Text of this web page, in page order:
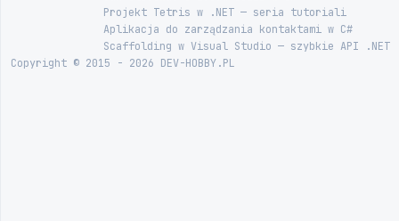
Projekt Tetris w .NET — seria tutoriali
Aplikacja do zarządzania kontaktami w C#
Scaffolding w Visual Studio — szybkie API .NET
Copyright © 2015 - 2026 DEV-HOBBY.PL